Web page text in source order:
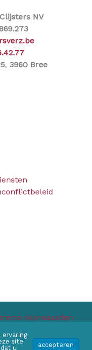
NV
, 3960 Bree
voorwaarden
© 2026 Clijsters
by Archer Digital
site
u
accepteren